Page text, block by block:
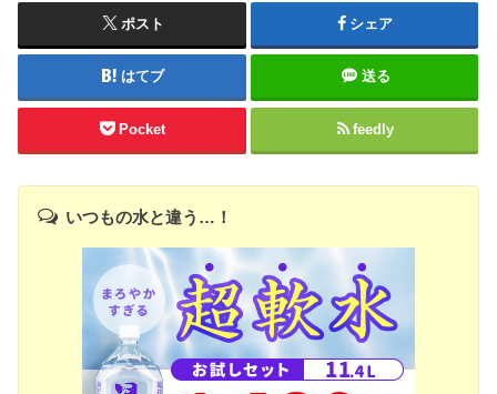
ポスト シェア
はてブ 送る
Pocket feedly
いつもの水と違う…！